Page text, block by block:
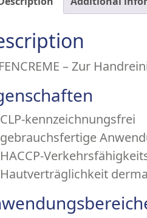
– Zur
CLP-kenn­zeich­­nungs­frei
gebrauchsfertige
HACCP-
Hautverträglichkeit